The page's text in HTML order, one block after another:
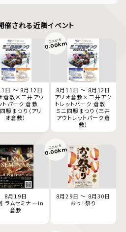
催される近隣イベント
日 ～ 8月12日
倉敷×三井アウ
トパーク 倉敷
駆まつり（アリ
オ倉敷）
8月11日 ～ 8月12日
アリオ倉敷×三井アウ
トレットパーク 倉敷
ミニ四駆まつり（三井
アウトレットパーク倉
敷）
ココから
0.00km
8月19日
ラムセミナーin
倉敷
8月29日 ～ 8月30日
おっ！祭り
ココから
0.00km